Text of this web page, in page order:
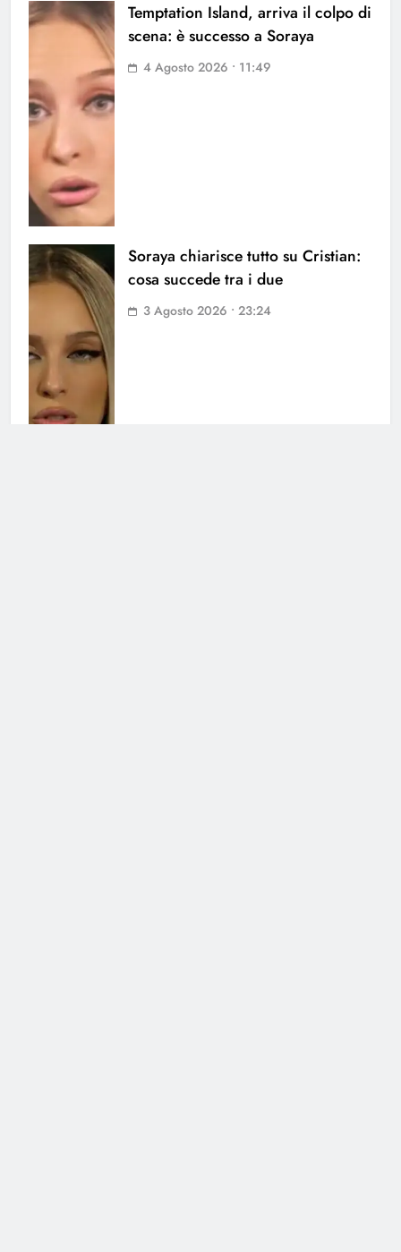
Temptation Island, arriva il colpo di
scena: è successo a Soraya
4 Agosto 2026 • 11:49
Soraya chiarisce tutto su Cristian:
cosa succede tra i due
3 Agosto 2026 • 23:24